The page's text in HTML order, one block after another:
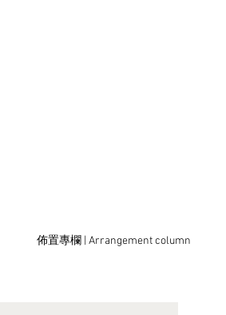
佈置專欄 | Arrangement column